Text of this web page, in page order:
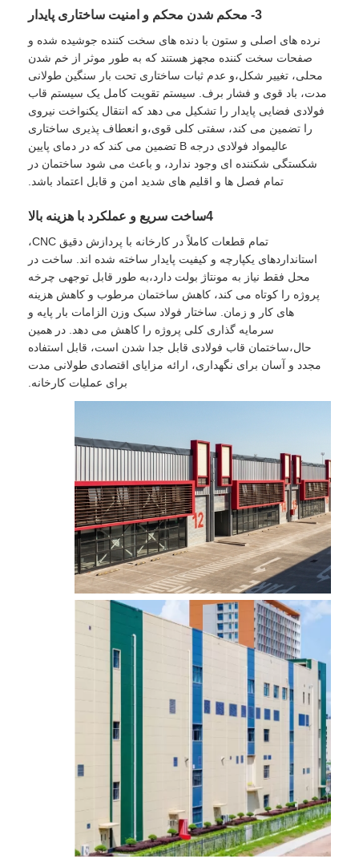
3- محکم شدن محکم و امنیت ساختاری پایدار
نرده های اصلی و ستون با دنده های سخت کننده جوشیده شده و
صفحات سخت کننده مجهز هستند که به طور موثر از خم شدن
محلی، تغییر شکل،و عدم ثبات ساختاری تحت بار سنگین طولانی
مدت، باد قوی و فشار برف. سیستم تقویت کامل یک سیستم قاب
فولادی فضایی پایدار را تشکیل می دهد که انتقال یکنواخت نیروی
را تضمین می کند، سفتی کلی قوی،و انعطاف پذیری ساختاری
عالیمواد فولادی درجه B تضمین می کند که در دمای پایین
شکستگی شکننده ای وجود ندارد، و باعث می شود ساختمان در
تمام فصل ها و اقلیم های شدید امن و قابل اعتماد باشد.
4ساخت سریع و عملکرد با هزینه بالا
تمام قطعات کاملاً در کارخانه با پردازش دقیق CNC،
استانداردهای یکپارچه و کیفیت پایدار ساخته شده اند. ساخت در
محل فقط نیاز به مونتاژ بولت دارد،به طور قابل توجهی چرخه
پروژه را کوتاه می کند، کاهش ساختمان مرطوب و کاهش هزینه
های کار و زمان. ساختار فولاد سبک وزن الزامات بار پایه و
سرمایه گذاری کلی پروژه را کاهش می دهد. در همین
حال،ساختمان قاب فولادی قابل جدا شدن است، قابل استفاده
مجدد و آسان برای نگهداری، ارائه مزایای اقتصادی طولانی مدت
برای عملیات کارخانه.